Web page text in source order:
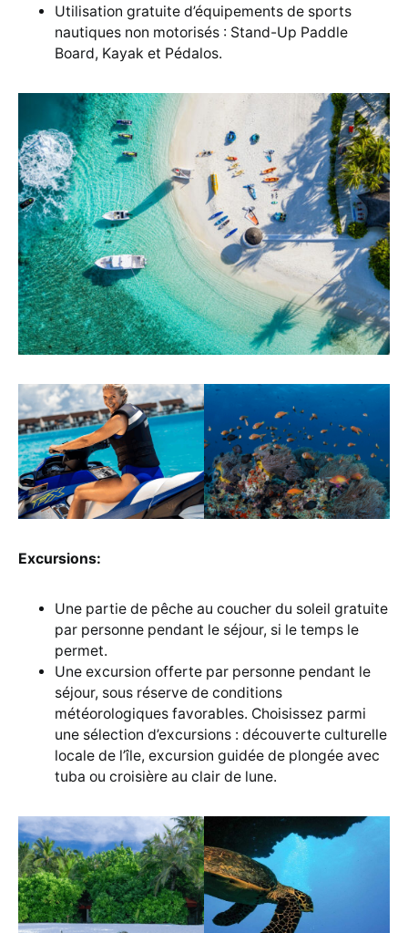
Utilisation gratuite d’équipements de sports
nautiques non motorisés : Stand-Up Paddle
Board, Kayak et Pédalos.
Excursions:
Une partie de pêche au coucher du soleil gratuite
par personne pendant le séjour, si le temps le
permet.
Une excursion offerte par personne pendant le
séjour, sous réserve de conditions
météorologiques favorables. Choisissez parmi
une sélection d’excursions : découverte culturelle
locale de l’île, excursion guidée de plongée avec
tuba ou croisière au clair de lune.